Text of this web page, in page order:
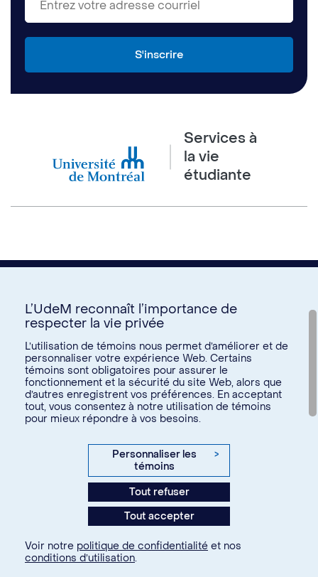
Je m'inscris
Services à
la vie
étudiante
Nous joindre
Voir tous les liens
Calendrier de la vie étudiante
Ateliers culturels
Expérience étudiante
Espace entreprises
Aide financière et emploi
Espace ressources SVE
À propos
Confidentialité
Conditions d’utilisation
Paramètres des témoins
Agence webKryzalid
communauté étudiante
Je fais partie de la communauté...
L’UdeM reconnaît l’importance de
respecter la vie privée
L’utilisation de témoins nous permet d’améliorer et de
personnaliser votre expérience Web. Certains
témoins sont obligatoires pour assurer le
fonctionnement et la sécurité du site Web, alors que
d’autres enregistrent vos préférences. En acceptant
tout, vous consentez à notre utilisation de témoins
pour mieux répondre à vos besoins.
Personnaliser les
témoins
>
Tout refuser
Tout accepter
Voir notre politique de confidentialité et nos
conditions d’utilisation.